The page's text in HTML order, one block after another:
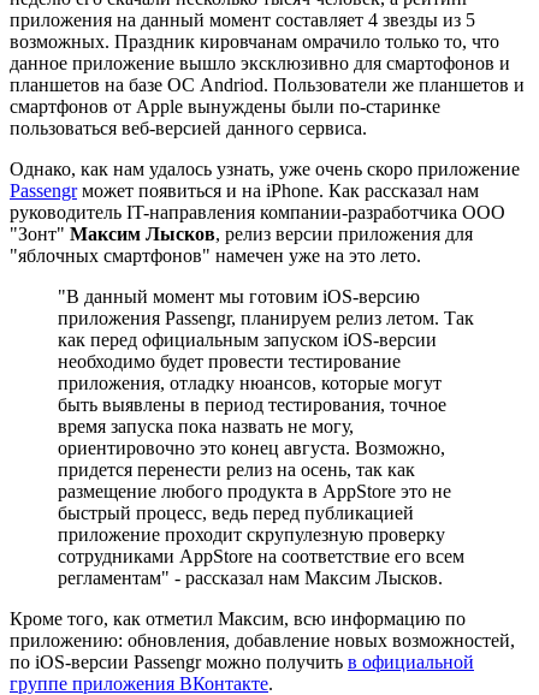
приложения на данный момент составляет 4 звезды из 5
возможных. Праздник кировчанам омрачило только то, что
данное приложение вышло эксклюзивно для смартофонов и
планшетов на базе ОС Andriod. Пользователи же планшетов и
смартфонов от Apple вынуждены были по-старинке
пользоваться веб-версией данного сервиса.
Однако, как нам удалось узнать, уже очень скоро приложение
Passengrможет появиться и на iPhone. Как рассказал нам
руководитель IT-направления компании-разработчика ООО
"Зонт" Максим Лысков, релиз версии приложения для
"яблочных смартфонов" намечен уже на это лето.
"В данный момент мы готовим iOS-версию
приложения Passengr, планируем релиз летом. Так
как перед официальным запуском iOS-версии
необходимо будет провести тестирование
приложения, отладку нюансов, которые могут
быть выявлены в период тестирования, точное
время запуска пока назвать не могу,
ориентировочно это конец августа. Возможно,
придется перенести релиз на осень, так как
размещение любого продукта в AppStore это не
быстрый процесс, ведь перед публикацией
приложение проходит скрупулезную проверку
сотрудниками AppStore на соответствие его всем
регламентам" - рассказал нам Максим Лысков.
Кроме того, как отметил Максим, всю информацию по
приложению: обновления, добавление новых возможностей,
по iOS-версии Passengr можно получить в официальной
группе приложения ВКонтакте.